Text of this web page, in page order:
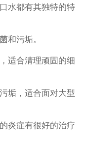
水都有其独特的特
和污垢。
适合清理顽固的细
垢，适合面对大型
炎症有很好的治疗